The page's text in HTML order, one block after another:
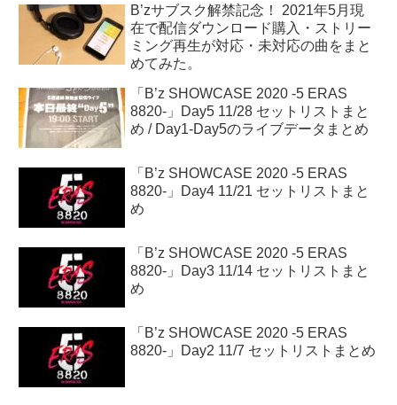
B’zサブスク解禁記念！ 2021年5月現
在で配信ダウンロード購入・ストリー
ミング再生が対応・未対応の曲をまと
めてみた。
「B’z SHOWCASE 2020 -5 ERAS
8820-」Day5 11/28 セットリストまと
め / Day1-Day5のライブデータまとめ
「B’z SHOWCASE 2020 -5 ERAS
8820-」Day4 11/21 セットリストまと
め
「B’z SHOWCASE 2020 -5 ERAS
8820-」Day3 11/14 セットリストまと
め
「B’z SHOWCASE 2020 -5 ERAS
8820-」Day2 11/7 セットリストまとめ